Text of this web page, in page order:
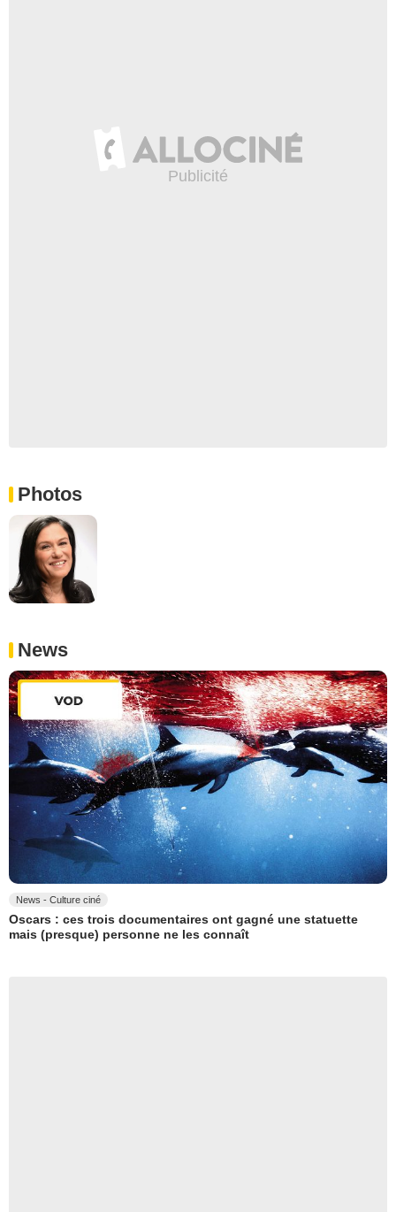
Photos
News
News - Culture ciné
Oscars : ces trois documentaires ont gagné une statuette
mais (presque) personne ne les connaît